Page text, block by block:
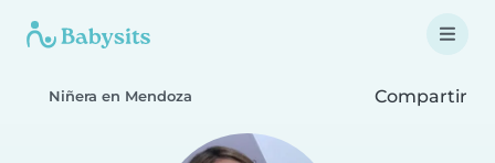
Niñera en Mendoza Compartir